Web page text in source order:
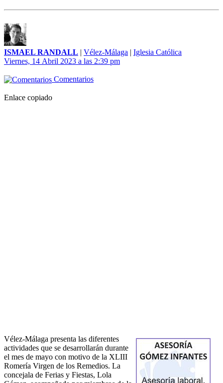
ISMAEL RANDALL | Vélez-Málaga | Iglesia Católica
Viernes, 14 Abril 2023 a las 2:39 pm
Comentarios
Enlace copiado
Vélez-Málaga presenta las diferentes
actividades que se desarrollarán durante
el mes de mayo con motivo de la XLIII
Romería Virgen de los Remedios. La
concejala de Ferias y Fiestas, Lola